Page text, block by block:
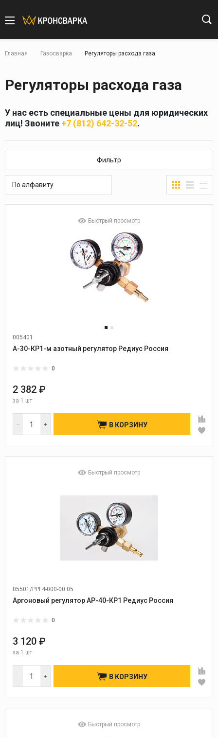
Главная Газосварка Регуляторы расхода газа
Регуляторы расхода газа
У нас есть специальные цены для юридических
лиц! Звоните +7 (812) 642-32-52.
Фильтр
По алфавиту
Быстрый просмотр
005401
А-30-КР1-м азотный регулятор Редиус Россия
0
2 382 ₽
за 1 шт
В КОРЗИНУ
Быстрый просмотр
05501/РРГ4-000-00.05
Аргоновый регулятор АР-40-КР1 Редиус Россия
0
3 120 ₽
за 1 шт
В КОРЗИНУ
Быстрый просмотр